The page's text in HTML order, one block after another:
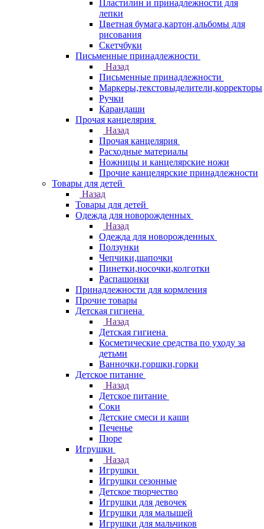
Пластилин и принадлежности для
лепки
Цветная бумага,картон,альбомы для
рисования
Скетчбуки
Письменные принадлежности
Назад
Письменные принадлежности
Маркеры,текстовыделители,корректоры
Ручки
Карандаши
Прочая канцелярия
Назад
Прочая канцелярия
Расходные материалы
Ножницы и канцелярские ножи
Прочие канцелярские принадлежности
Товары для детей
Назад
Товары для детей
Одежда для новорожденных
Назад
Одежда для новорожденных
Ползунки
Чепчики,шапочки
Пинетки,носочки,колготки
Распашонки
Принадлежности для кормления
Прочие товары
Детская гигиена
Назад
Детская гигиена
Косметические средства по уходу за
детьми
Ванночки,горшки,горки
Детское питание
Назад
Детское питание
Соки
Детские смеси и каши
Печенье
Пюре
Игрушки
Назад
Игрушки
Игрушки сезонные
Детское творчество
Игрушки для девочек
Игрушки для малышей
Игрушки для мальчиков